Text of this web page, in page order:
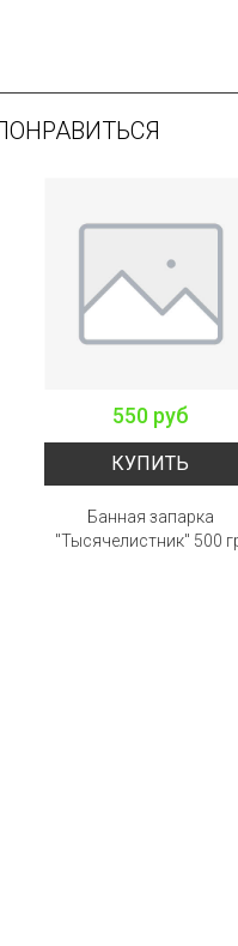
550 руб
КУПИТЬ
Банная запарка
"Тысячелистник" 500